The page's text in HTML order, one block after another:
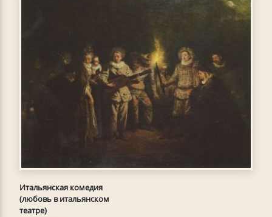
Итальянская комедия
(любовь в итальянском
театре)